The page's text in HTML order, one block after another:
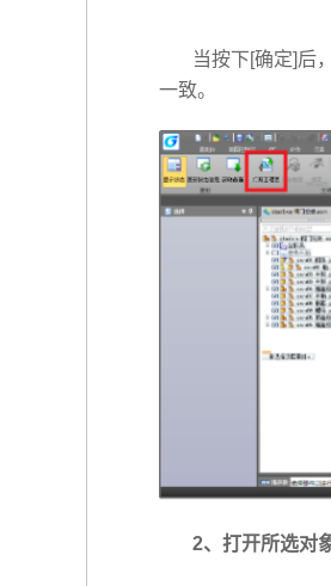
当按下[确定]后
一致。
2、打开所选对